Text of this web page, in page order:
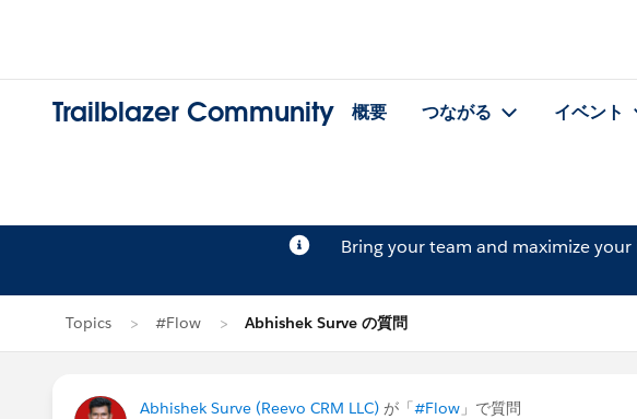
Trailblazer Community 概要 つながる イベント
Bring your team and maximize
Topics #Flow Abhishek Surve の質問
Abhishek Surve (Reevo CRM LLC) が「#Flow 」で質問